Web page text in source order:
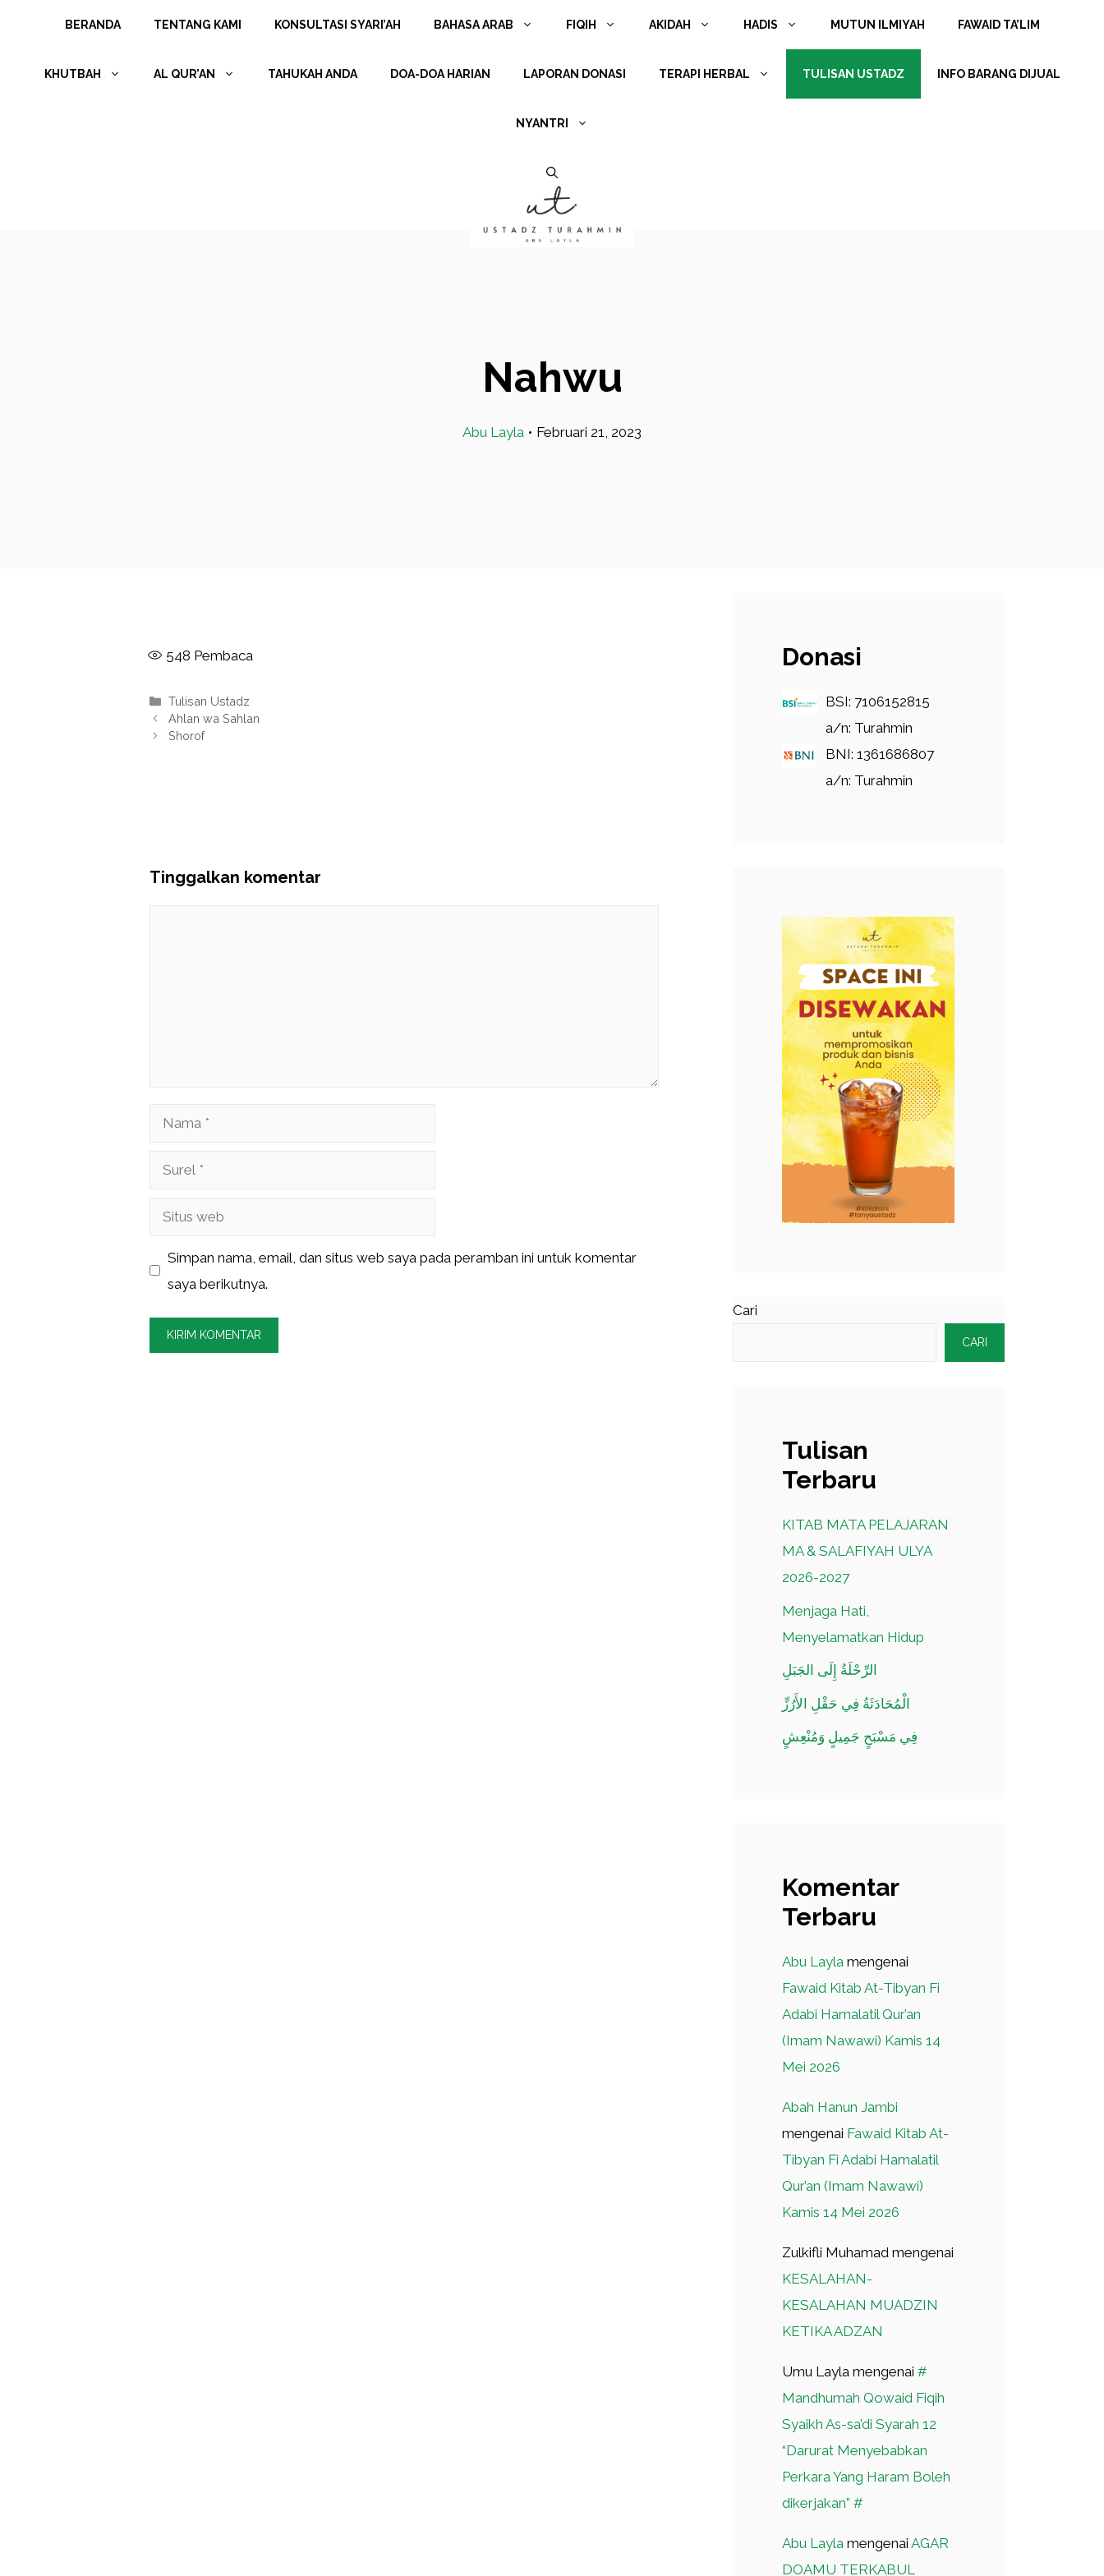
BERANDA TENTANG KAMI KONSULTASI SYARI’AH BAHASA ARAB FIQIH AKIDAH HADIS MUTUN ILMIYAH FAWAID TA’LIM
KHUTBAH AL QUR’AN TAHUKAH ANDA DOA-DOA HARIAN LAPORAN DONASI TERAPI HERBAL TULISAN USTADZ INFO BARANG DIJUAL
NYANTRI
Nahwu
Abu Layla • Februari 21, 2023
548 Pembaca
Kategori
Tulisan Ustadz
Ahlan wa Sahlan
Shorof
Tinggalkan komentar
Nama
Surel
Situs
Simpan nama, email, dan situs web saya pada peramban ini untuk komentar
saya berikutnya.
Donasi
BSI: 7106152815
a/n: Turahmin
BNI: 1361686807
a/n: Turahmin
Cari
CARI
Tulisan
Terbaru
KITAB MATA PELAJARAN
MA & SALAFIYAH ULYA
2026-2027
Menjaga Hati,
Menyelamatkan Hidup
الرِّحْلَةُ إِلَى الجَبَلِ
الْمُحَادَثَةُ فِي حَقْلِ الأَرُزِّ
فِي مَسْبَحٍ جَمِيلٍ وَمُنْعِشٍ
Komentar
Terbaru
Abu Layla mengenai
Fawaid Kitab At-Tibyan Fi
Adabi Hamalatil Qur’an
(Imam Nawawi) Kamis 14
Mei 2026
Abah Hanun Jambi
mengenai Fawaid Kitab At-
Tibyan Fi Adabi Hamalatil
Qur’an (Imam Nawawi)
Kamis 14 Mei 2026
Zulkifli Muhamad mengenai
KESALAHAN-
KESALAHAN MUADZIN
KETIKA ADZAN
Umu Layla mengenai #
Mandhumah Qowaid Fiqih
Syaikh As-sa’di Syarah 12
“Darurat Menyebabkan
Perkara Yang Haram Boleh
dikerjakan” #
Abu Layla mengenai AGAR
DOAMU TERKABUL